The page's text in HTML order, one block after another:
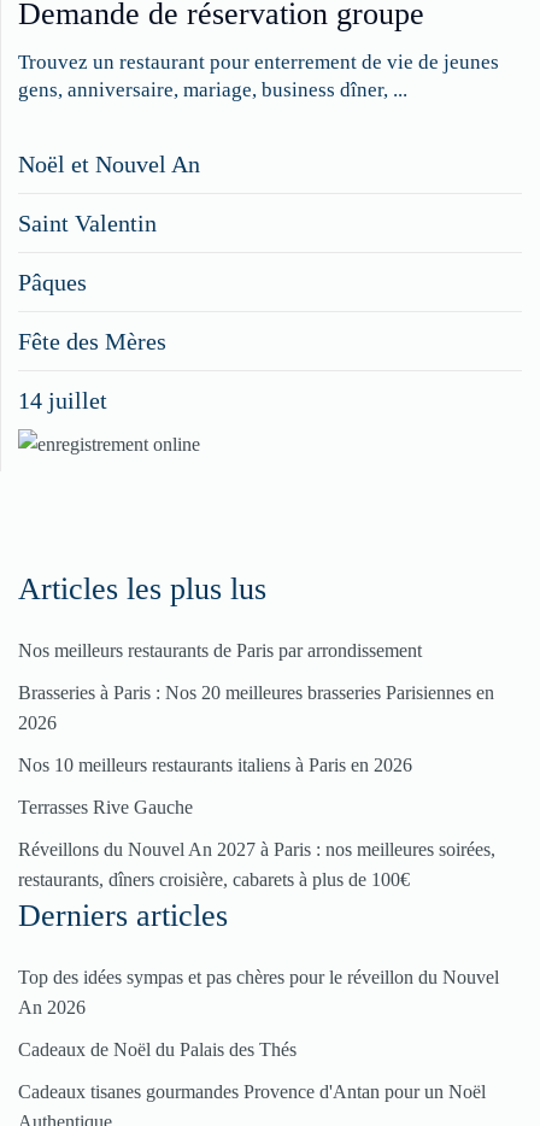
Demande de réservation groupe
Trouvez un restaurant pour enterrement de vie de jeunes
gens, anniversaire, mariage, business dîner, ...
enregistrer
restaurant
ici
Noël et Nouvel An
Saint Valentin
Pâques
Fête des Mères
14 juillet
Articles les plus lus
Nos meilleurs restaurants de Paris par arrondissement
Brasseries à Paris : Nos 20 meilleures brasseries Parisiennes en
2026
Nos 10 meilleurs restaurants italiens à Paris en 2026
Terrasses Rive Gauche
Réveillons du Nouvel An 2027 à Paris : nos meilleures soirées,
restaurants, dîners croisière, cabarets à plus de 100€
Derniers articles
Top des idées sympas et pas chères pour le réveillon du Nouvel
An 2026
Cadeaux de Noël du Palais des Thés
Cadeaux tisanes gourmandes Provence d'Antan pour un Noël